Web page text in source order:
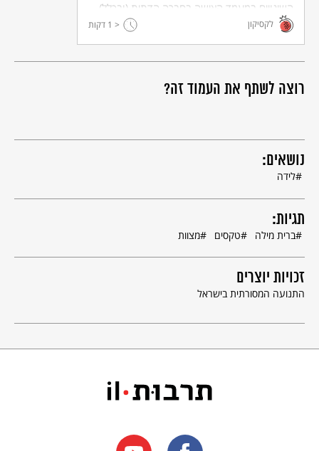
רוצה לשתף את העמוד זה?
השינויים במעמד האישה בחברה הדתית (ובכלל)
השפיעו גם על טקסי ההודיה ועל מקומה של האֵם
בטקסים אלו.
לקסיקון < 1 דקות
נושאים:
לידה
תגיות:
ברית מילה טקסים מצוות
זכויות יוצרים
התנועה המסורתית בישראל